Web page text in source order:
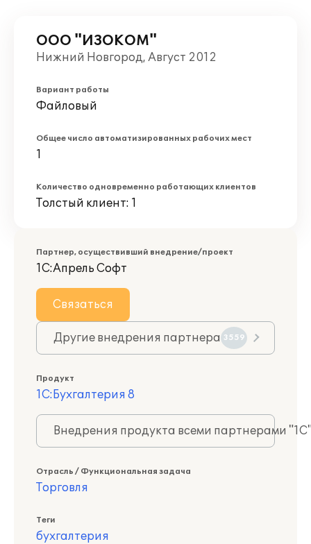
ООО "ИЗОКОМ"
Нижний Новгород, Август 2012
Вариант работы
Файловый
Общее число автоматизированных рабочих мест
1
Количество одновременно работающих клиентов
Толстый клиент: 1
Партнер, осуществивший внедрение/проект
1С:Апрель Софт
Связаться
Другие внедрения партнера 3559
Продукт
1С:Бухгалтерия 8
Внедрения продукта всеми партнерами
Отрасль / Функциональная задача
Торговля
Теги
бухгалтерия